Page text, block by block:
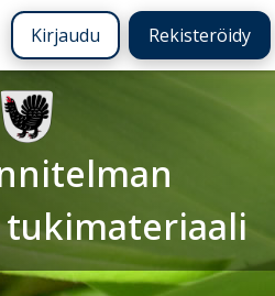
Kirjaudu Rekisteröidy